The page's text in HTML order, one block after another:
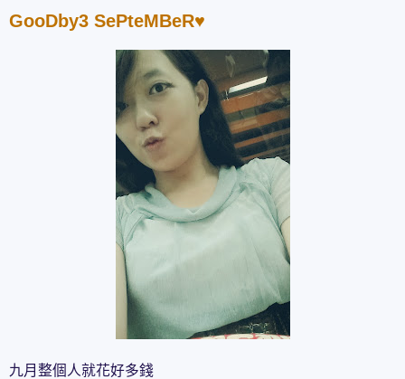
GooDby3 SePteMBeR♥
九月整個人就花好多錢